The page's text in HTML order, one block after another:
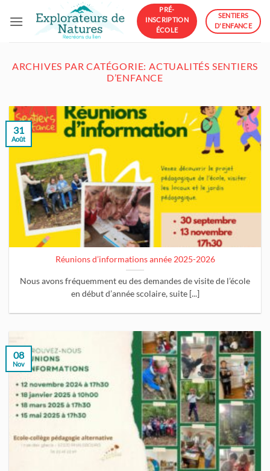
PRÉ-
INSCRIPTION
ÉCOLE
SENTIERS
D'ENFANCE
ARCHIVES PAR CATÉGORIE: ACTUALITÉS SENTIERS
D’ENFANCE
Réunions d’informations année 2025-2026
Nous avons fréquemment eu des demandes de visite de l’école
en début d’année scolaire, suite [...]
31
Août
08
Nov